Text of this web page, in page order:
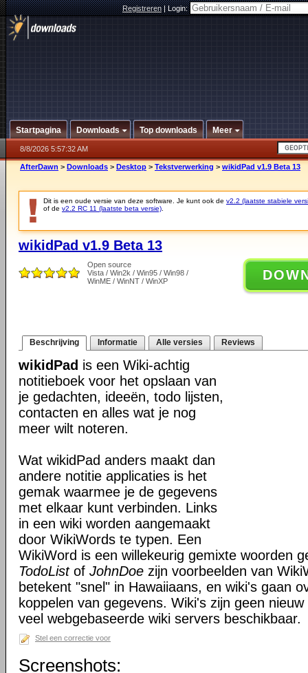
Registreren|Login:
Startpagina Downloads Top downloads Meer
8/8/2026 5:57:32 AM
AfterDawn > Downloads > Desktop > Tekstverwerking > wikidPad v1.9 Beta 13
Dit is een oude versie van deze software. Je kunt ook de v2.2 (laatste stabiele
of de v2.2 RC 11 (laatste beta versie)
wikidPad v1.9 Beta 13
Open source
Vista / Win2k / Win95 / Win98 /
WinME / WinNT / WinXP
Beschrijving Informatie Alle versies Reviews
wikidPad is een Wiki-achtig
notitieboek voor het opslaan van
je gedachten, ideeën, todo lijsten,
contacten en alles wat je nog
meer wilt noteren.
Wat wikidPad anders maakt dan
andere notitie applicaties is het
gemak waarmee je de gegevens
met elkaar kunt verbinden. Links
in een wiki worden aangemaakt
door WikiWords te typen. Een
WikiWord is een willekeurig gemixte woorden
TodoListof JohnDoe zijn voorbeelden van
betekent "snel" in Hawaiiaans, en wiki's gaan
koppelen van gegevens. Wiki's zijn geen
veel webgebaseerde wiki servers beschikbaar.
Stel een correctie voor
Screenshots: